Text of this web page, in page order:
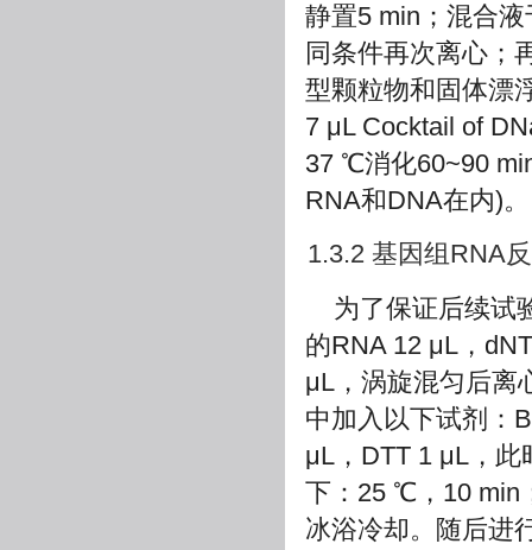
静置5 min；混合
同条件再次离心；
型颗粒物和固体漂
7 μL Cocktail of
37 ℃消化60~90
RNA和DNA在内)。
1.3.2 基因组RNA
为了保证后续试
的RNA 12 μL，
μL，涡旋混匀后离
中加入以下试剂：
μL，DTT 1 μL，
下：25 ℃，10 min
冰浴冷却。随后进